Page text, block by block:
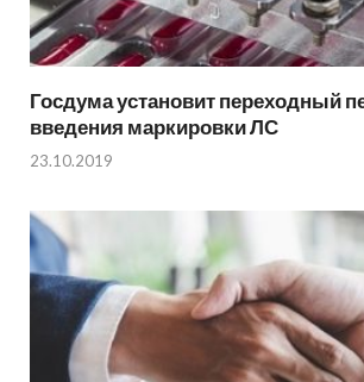
Госдума установит переходный
введения маркировки ЛС
23.10.2019